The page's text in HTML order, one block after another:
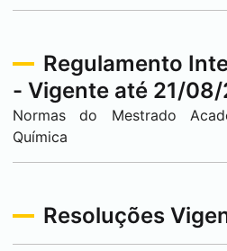
Regulamento
- Vigente até 21/
Normas do Mestrado
Química
Resoluções